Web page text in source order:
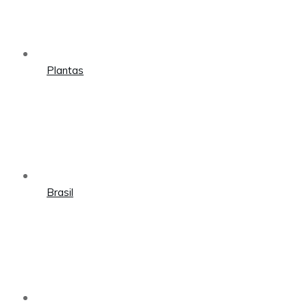
Plantas
Brasil